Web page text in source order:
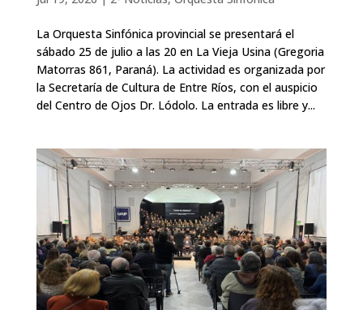
La Orquesta Sinfónica provincial se presentará el
sábado 25 de julio a las 20 en La Vieja Usina (Gregoria
Matorras 861, Paraná). La actividad es organizada por
la Secretaría de Cultura de Entre Ríos, con el auspicio
del Centro de Ojos Dr. Lódolo. La entrada es libre y...